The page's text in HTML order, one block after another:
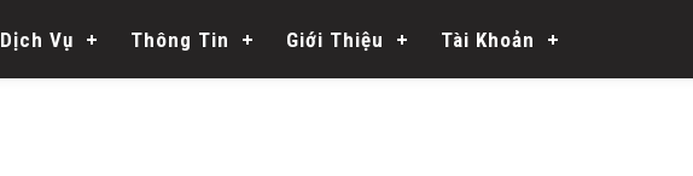
Dịch Vụ Thông Tin Giới Thiệu Tài Khoản